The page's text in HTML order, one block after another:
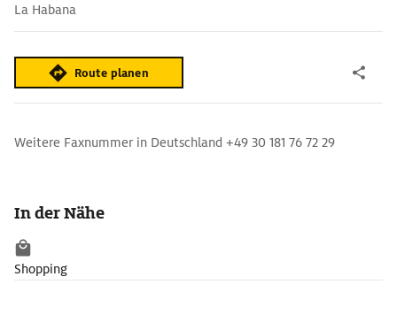
La Habana
Route planen
Weitere Faxnummer in Deutschland +49 30 181 76 72 29
In der Nähe
Shopping